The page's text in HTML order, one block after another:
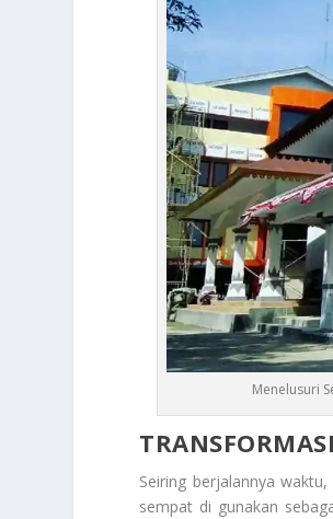
Menelusuri
Seiring berjalannya
sempat di gunakan